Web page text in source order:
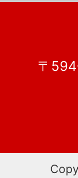
〒